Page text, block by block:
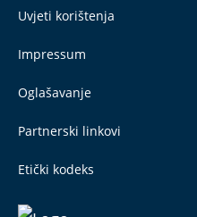
Uvjeti korištenja
Impressum
Oglašavanje
Partnerski linkovi
Etički kodeks